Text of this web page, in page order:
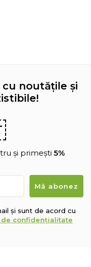
noutățile și
și primești 5%
și sunt de acord cu
de confidențialitate